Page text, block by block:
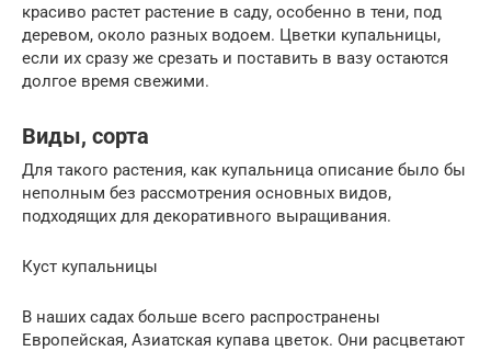
красиво растет растение в саду, особенно в тени, под
деревом, около разных водоем. Цветки купальницы,
если их сразу же срезать и поставить в вазу остаются
долгое время свежими.
Виды, сорта
Для такого растения, как купальница описание было бы
неполным без рассмотрения основных видов,
подходящих для декоративного выращивания.
Куст купальницы
В наших садах больше всего распространены
Европейская, Азиатская купава цветок. Они расцветают